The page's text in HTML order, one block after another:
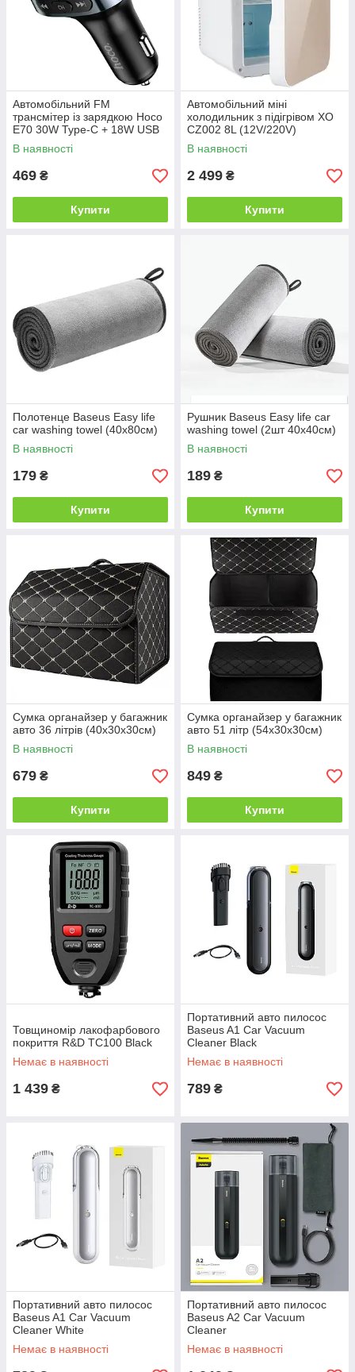
Автомобільний FM
трансмітер із зарядкою Hoco
E70 30W Type-C + 18W USB
В наявності
469 ₴
Купити
Автомобільний міні
холодильник з підігрівом XO
CZ002 8L (12V/220V)
В наявності
2 499 ₴
Купити
Полотенце Baseus Easy life
car washing towel (40x80см)
В наявності
179 ₴
Купити
Рушник Baseus Easy life car
washing towel (2шт 40х40см)
В наявності
189 ₴
Купити
Сумка органайзер у багажник
авто 36 літрів (40x30x30см)
В наявності
679 ₴
Купити
Сумка органайзер у багажник
авто 51 літр (54x30x30см)
В наявності
849 ₴
Купити
Товщиномір лакофарбового
покриття R&D TC100 Black
Немає в наявності
1 439 ₴
Портативний авто пилосос
Baseus A1 Car Vacuum
Cleaner Black
Немає в наявності
789 ₴
Портативний авто пилосос
Baseus A1 Car Vacuum
Cleaner White
Немає в наявності
Портативний авто пилосос
Baseus A2 Car Vacuum
Cleaner
Немає в наявності